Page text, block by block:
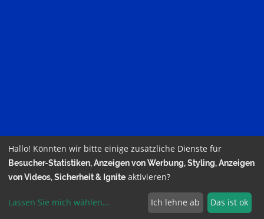
Cookieeinstellungen– Login
Hallo! Könnten wir bitte einige zusätzliche Dienste für
Besucher-Statistiken, Anzeigen von Werbung, Styling, Anzeigen
von Videos, Sicherheit & Ignite aktivieren?
Lassen Sie mich wählen... Ich lehne ab Das ist ok